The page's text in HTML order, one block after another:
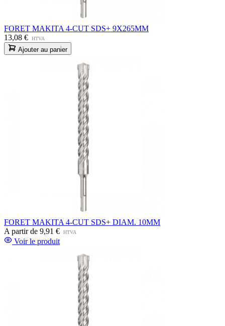
FORET MAKITA 4-CUT SDS+ 9X265MM
13,08 €
HTVA
Ajouter au panier
FORET MAKITA 4-CUT SDS+ DIAM. 10MM
A partir de 9,91 € HTVA
Voir le produit